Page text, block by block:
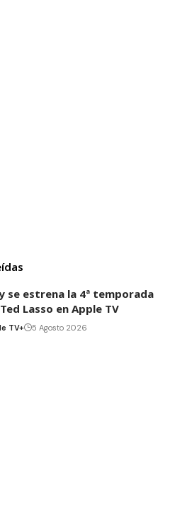
se estrena la 4ª temporada
Lasso en Apple TV
TV+ 5 Agosto 2026